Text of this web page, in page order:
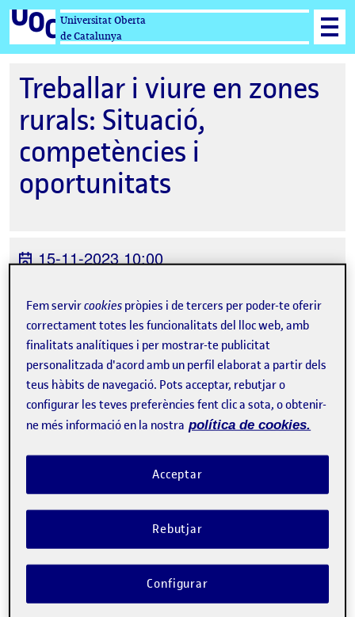
Universitat Oberta
de Catalunya
Treballar i viure en zones
rurals: Situació,
competències i
oportunitats
15-11-2023 10:00
Organitzat perServeis de Carrera
Professional
Contacte
Sobre l'esdeveniment
Fem servircookies pròpies i de tercers per poder-te oferir
correctament totes les funcionalitats del lloc web, amb
finalitats analítiques i per mostrar-te publicitat
personalitzada d'acord amb un perfil elaborat a partir dels
teus hàbits de navegació. Pots acceptar, rebutjar o
configurar les teves preferències fent clic a sota, o obtenir-
ne més informació en la nostra política de cookies.
Rebutjar
Acceptar
Configurar